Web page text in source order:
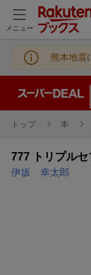
メニュー
熊本地震
トップ 本
777 トリプルセ
伊坂 幸太郎